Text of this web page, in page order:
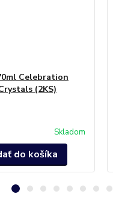
Celebration
(2KS)
Skladom
do košíka